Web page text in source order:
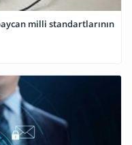
milli standartlarının